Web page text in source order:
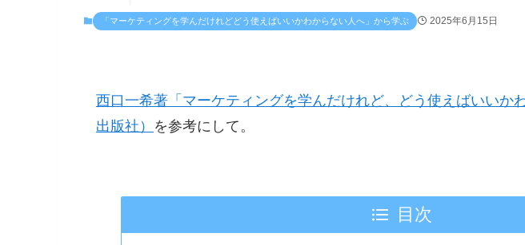
「マーケティングを学んだけれどどう使えばいいかわからない人へ」から学ぶ 2025年6月15日
西口一希著「マーケティングを学んだけれど、どう使えばいいか
出版社） を参考にして。
目次